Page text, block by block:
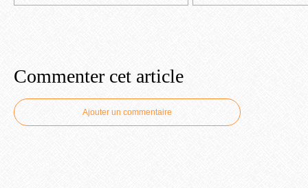
Commenter cet article
Ajouter un commentaire